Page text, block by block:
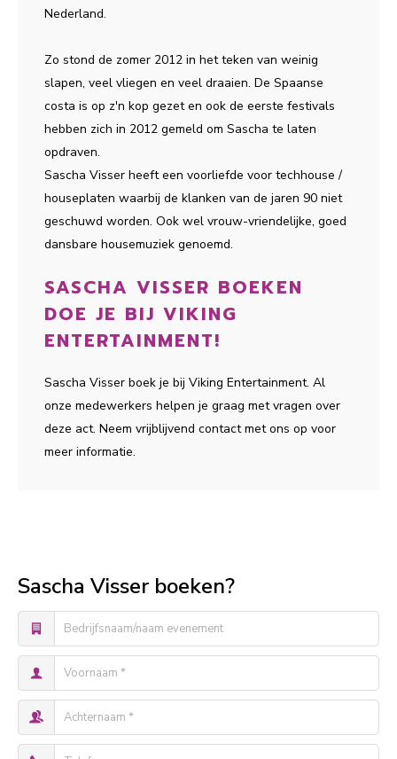
Nederland.
Zo stond de zomer 2012 in het teken van weinig
slapen, veel vliegen en veel draaien. De Spaanse
costa is op z'n kop gezet en ook de eerste festivals
hebben zich in 2012 gemeld om Sascha te laten
opdraven.
Sascha Visser heeft een voorliefde voor techhouse /
houseplaten waarbij de klanken van de jaren 90 niet
geschuwd worden. Ook wel vrouw-vriendelijke, goed
dansbare housemuziek genoemd.
SASCHA VISSER BOEKEN
DOE JE BIJ VIKING
ENTERTAINMENT!
Sascha Visser boek je bij Viking Entertainment. Al
onze medewerkers helpen je graag met vragen over
deze act. Neem vrijblijvend contact met ons op voor
meer informatie.
Sascha Visser boeken?